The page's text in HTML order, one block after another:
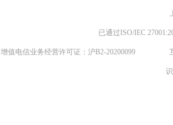
已通过ISO/IEC
增值电信业务经营许可证：沪B2-20200099